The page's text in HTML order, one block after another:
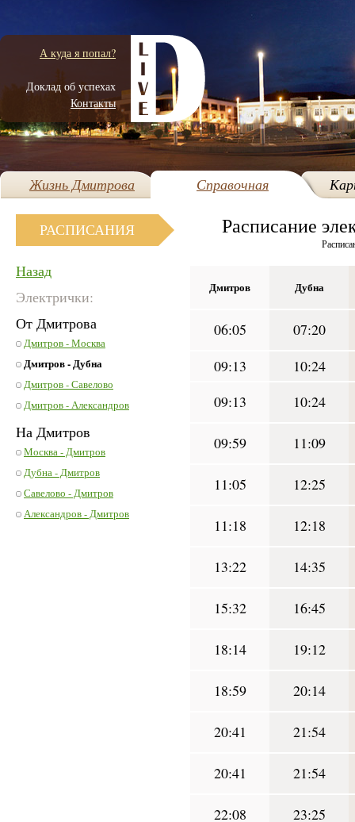
А куда я попал?
Доклад об успехах
Контакты
Жизнь Дмитрова Справочная
РАСПИСАНИЯ
Назад
Электрички:
От Дмитрова
Дмитров - Москва
Дмитров - Дубна
Дмитров - Савелово
Дмитров - Александров
На Дмитров
Москва - Дмитров
Дубна - Дмитров
Савелово - Дмитров
Александров - Дмитров
Расписание
Дмитров Дубна
06:05
07:20
09:13
10:24
09:13
10:24
09:59 11:09
11:05 12:25
11:18 12:18
13:22 14:35
15:32 16:45
18:14 19:12
18:59 20:14
20:41 21:54
20:41 21:54
22:08 23:25